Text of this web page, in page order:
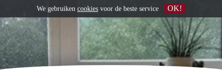
We gebruiken cookies voor de beste service OK!